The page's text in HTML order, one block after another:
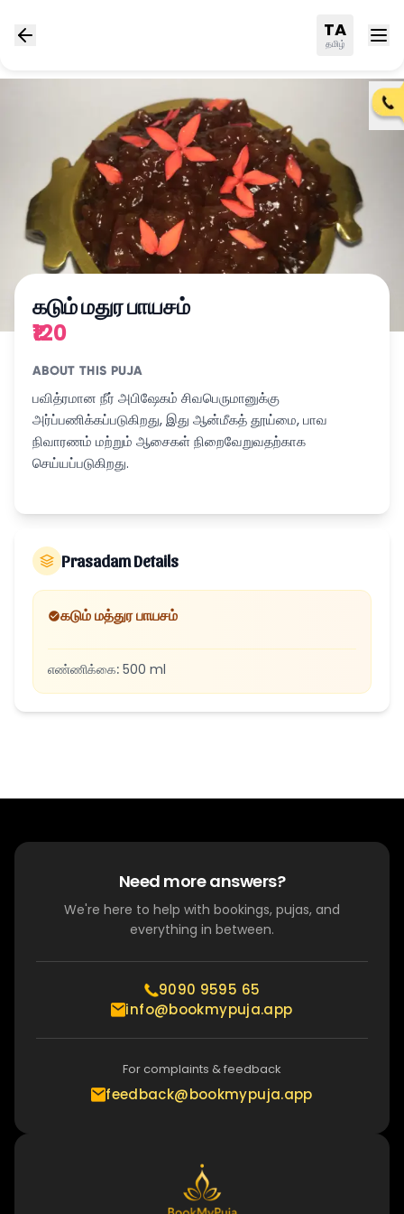
TA
தமிழ்
கடும் மதுர பாயசம்
₹120
ABOUT THIS PUJA
பவித்ரமான நீர் அபிஷேகம் சிவபெருமானுக்கு
அர்ப்பணிக்கப்படுகிறது, இது ஆன்மீகத் தூய்மை, பாவ
நிவாரணம் மற்றும் ஆசைகள் நிறைவேறுவதற்காக
செய்யப்படுகிறது.
Prasadam Details
கடும் மத்துர பாயசம்
எண்ணிக்கை: 500 ml
Need more answers?
We're here to help with bookings, pujas, and
everything in between.
9090 9595 65
info@bookmypuja.app
For complaints & feedback
feedback@bookmypuja.app